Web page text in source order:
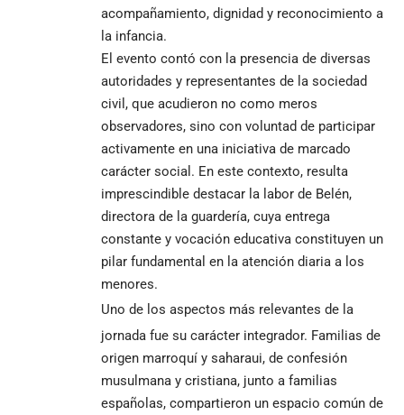
acompañamiento, dignidad y reconocimiento a
la infancia.
El evento contó con la presencia de diversas
autoridades y representantes de la sociedad
civil, que acudieron no como meros
observadores, sino con voluntad de participar
activamente en una iniciativa de marcado
carácter social. En este contexto, resulta
imprescindible destacar la labor de Belén,
directora de la guardería, cuya entrega
constante y vocación educativa constituyen un
pilar fundamental en la atención diaria a los
menores.
Uno de los aspectos más relevantes de la
jornada fue su carácter integrador. Familias de
origen marroquí y saharaui, de confesión
musulmana y cristiana, junto a familias
españolas, compartieron un espacio común de